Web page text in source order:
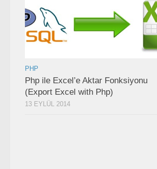
PHP
Php ile Excel’e Aktar Fonksiyonu
(Export Excel with Php)
13 EYLÜL 2014